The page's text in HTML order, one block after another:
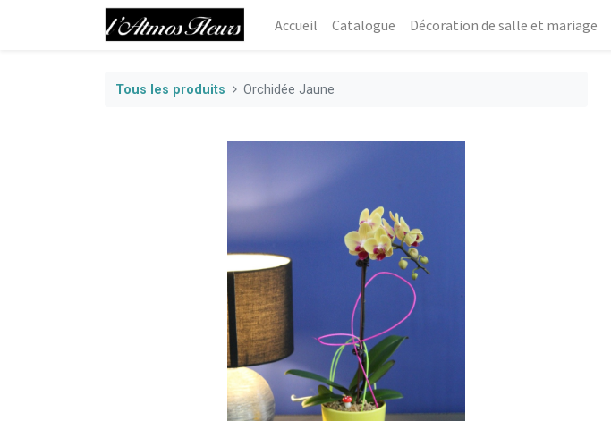
Accueil Catalogue Décoration de salle et mariage
Tous les produits Orchidée Jaune